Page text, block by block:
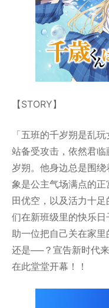
【STORY】
「五班的千岁朔是乱
站备受攻击，依然君
岁朔。他身边总是围绕
象是公主气场满点的正
田优空，以及活力十
们在新班级里的快乐
助一位把自己关在家里
还是──？宣告新时代
在此堂堂开幕！！